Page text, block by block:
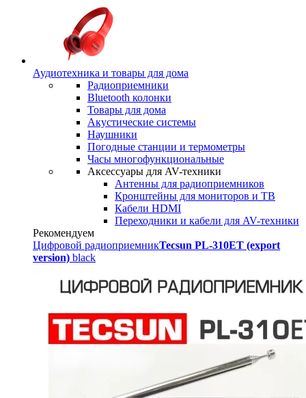
Аудиотехника и товары для дома
Радиоприемники
Bluetooth колонки
Товары для дома
Акустические системы
Наушники
Погодные станции и термометры
Часы многофункциональные
Аксессуары для AV-техники
Антенны для радиоприемников
Кронштейны для мониторов и ТВ
Кабели HDMI
Переходники и кабели для AV-техники
Рекомендуем
Цифровой радиоприемникTecsun PL-310ET (export
version) black